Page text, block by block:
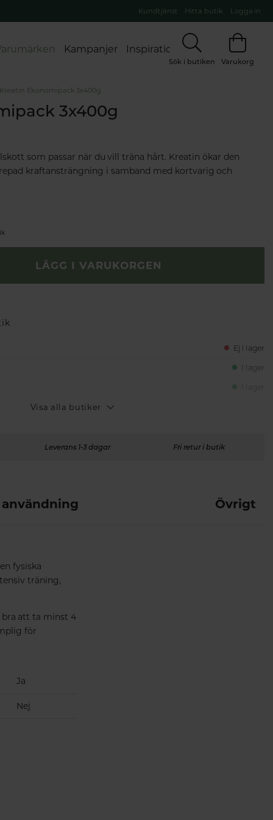
Kundtjänst Hitta butik Logga in
Kampanjer Inspiration
Sök i butiken Varukorg
Kreatin Ekonomipack 3x400g
3x400g
som passar när du vill träna hårt. Kreatin ökar den
kraftansträngning i samband med kortvarig och
LÄGG I VARUKORGEN
Ej i lager
I lager
Visa alla butiker
Leverans 1-3 dagar Fri retur i butik
Övrigt
fysiska
träning,
bra att ta minst 4
för
Ja
Nej